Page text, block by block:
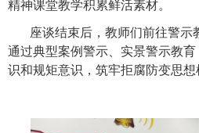
精神课堂教学积累鲜活素材。
座谈结束后，教师们前往警示
通过典型案例警示、实景警示教
识和规矩意识，筑牢拒腐防变思想